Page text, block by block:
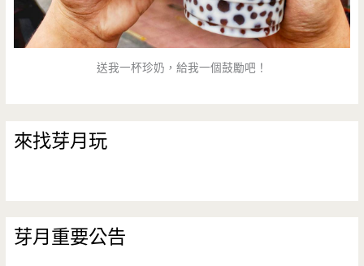
送我一杯珍奶，給我一個鼓勵吧！
來找芽月玩
芽月重要公告